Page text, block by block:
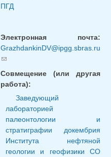
ПГД
Электронная почта:
GrazhdankinDV@ipgg.sbras.ru
(ссылка для отправки email)
Совмещение (или другая
работа):
Заведующий
лабораторией
палеонтологии и
стратиграфии докембрия
Института нефтяной
геологии и геофизики СО